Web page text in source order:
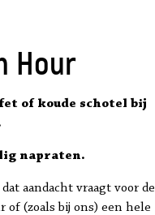
Hour
of koude schotel bij
napraten.
aandacht vraagt voor de
of (zoals bij ons) een hele